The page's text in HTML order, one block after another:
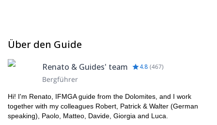
Über den Guide
Renato & Guides' team 4.8 (467)
Bergführer
Hi! I'm Renato, IFMGA guide from the Dolomites, and I work
together with my colleagues Robert, Patrick & Walter (German
speaking), Paolo, Matteo, Davide, Giorgia and Luca.